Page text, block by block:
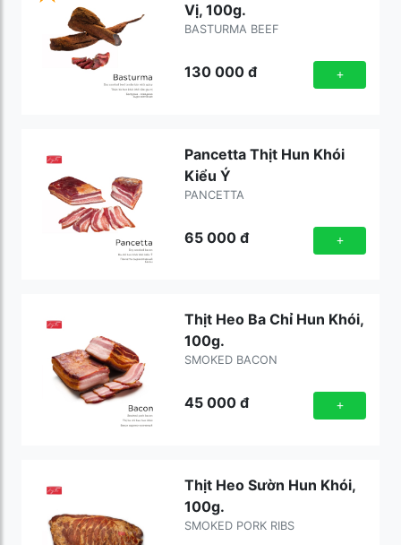
Vị, 100g.
BASTURMA BEEF
130 000đ +
Pancetta Thịt Hun Khói
Kiểu Ý
PANCETTA
65 000đ +
Thịt Heo Ba Chỉ Hun Khói,
100g.
SMOKED BACON
45 000đ +
Thịt Heo Sườn Hun Khói,
100g.
SMOKED PORK RIBS